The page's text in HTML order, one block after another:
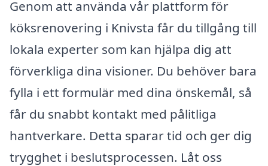
Genom att använda vår plattform för
köksrenovering i Knivsta får du tillgång till
lokala experter som kan hjälpa dig att
förverkliga dina visioner. Du behöver bara
fylla i ett formulär med dina önskemål, så
får du snabbt kontakt med pålitliga
hantverkare. Detta sparar tid och ger dig
trygghet i beslutsprocessen. Låt oss